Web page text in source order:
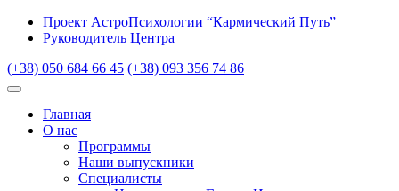
Проект АстроПсихологии “Кармический Путь”
Руководитель Центра
(+38) 050 684 66 45 (+38) 093 356 74 86
Главная
О нас
Программы
Наши выпускники
Специалисты